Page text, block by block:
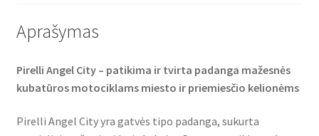
Aprašymas
Pirelli Angel City – patikima ir tvirta padanga mažesnės
kubatūros motociklams miesto ir priemiesčio kelionėms
Pirelli Angel City yra gatvės tipo padanga, sukurta